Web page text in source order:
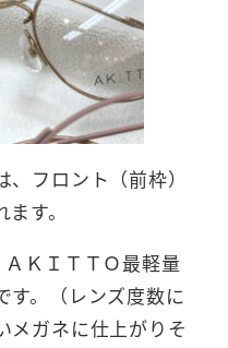
フロント（前枠）
す。
ＫＩＴＴＯ最軽量
す。（レンズ度数に
メガネに仕上がりそ